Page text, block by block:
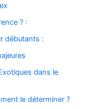
? :
débutants :
dans le
le déterminer ?